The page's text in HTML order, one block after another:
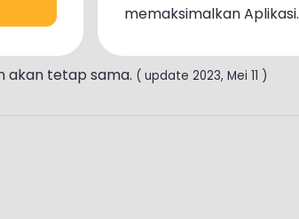
memaksimalkan Aplikasi.
akan tetap sama. ( update 2023, Mei 11 )